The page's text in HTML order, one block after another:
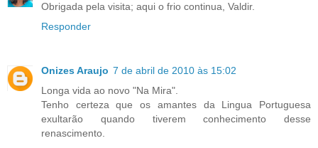
Obrigada pela visita; aqui o frio continua, Valdir.
Responder
Onizes Araujo 7 de abril de 2010 às 15:02
Longa vida ao novo "Na Mira".
Tenho certeza que os amantes da Lingua Portuguesa
exultarão quando tiverem conhecimento desse
renascimento.